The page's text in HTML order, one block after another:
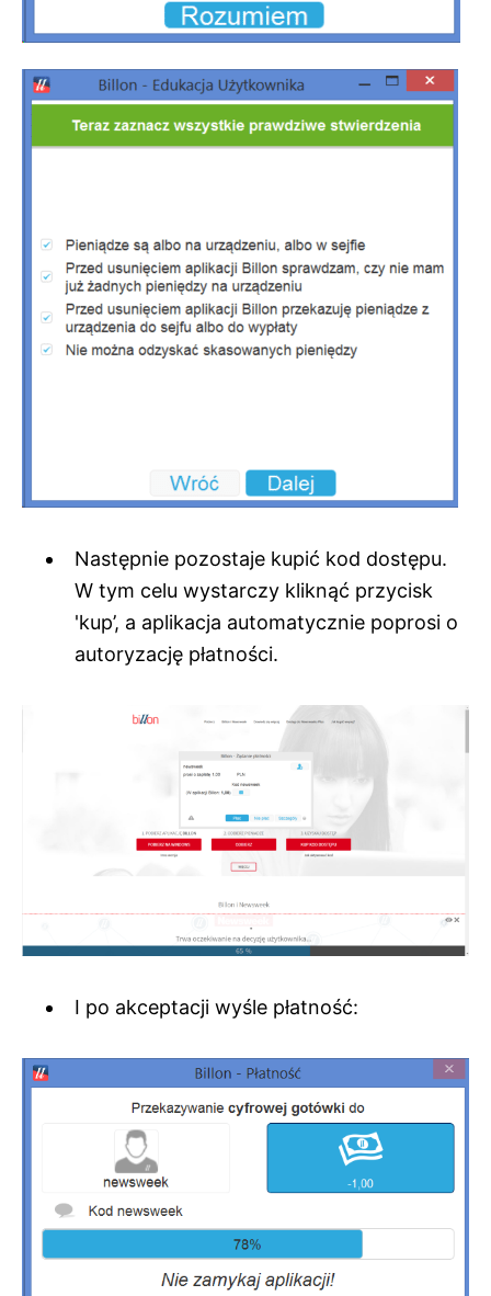
Następnie pozostaje kupić kod dostępu.
W tym celu wystarczy kliknąć przycisk
'kup’, a aplikacja automatycznie poprosi o
autoryzację płatności.
I po akceptacji wyśle płatność: